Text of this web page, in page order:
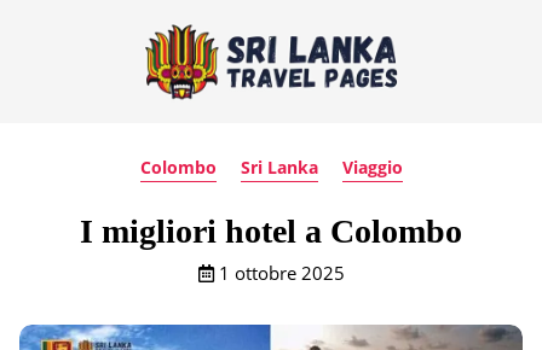
Colombo Sri Lanka Viaggio
I migliori hotel a Colombo
1 ottobre 2025